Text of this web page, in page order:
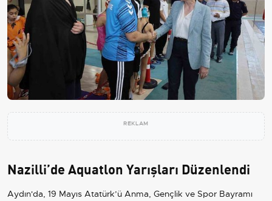
REKLAM
Nazilli’de Aquatlon Yarışları Düzenlendi
Aydın'da, 19 Mayıs Atatürk’ü Anma, Gençlik ve Spor Bayramı